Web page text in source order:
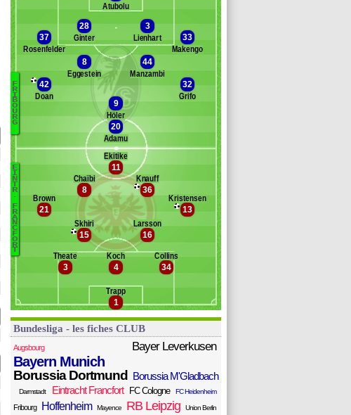
Banc des remplaçants Fribourg
Muslija
Beste
Höfler
Röhl
Kübler
F
R
I
B
O
U
R
G
Banc des remplaçants Eintr. Francfort
Nkounkou
Grahl
Chandler
Batshuayi
E
I
N
T
R
.
F
R
A
N
C
F
O
R
Atubolu
28
Ginter
3
Lienhart
37
Rosenfelder
33
Makengo
8
Eggestein
44
Manzambi
42
Doan
32
Grifo
9
Höler
20
Adamu
1
Trapp
34
Collins
4
Koch
3
Theate
16
Larsson
15
Skhiri
13
Kristensen
21
Brown
36
Knauff
8
Chaïbi
11
Ekitike
Bundesliga - les fiches CLUB
Augsbourg Bayer Leverkusen
Bayern Munich
Borussia Dortmund Borussia M'Gladbach
Darmstadt Eintracht Francfort FC Cologne FC Heidenheim
Fribourg Hoffenheim Mayence RB Leipzig Union Berlin